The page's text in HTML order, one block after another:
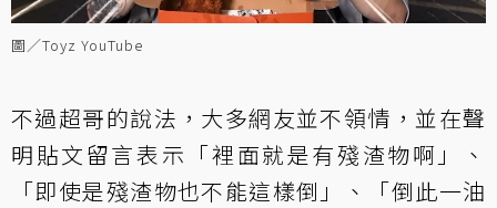
圖／Toyz YouTube
不過超哥的說法，大多網友並不領情，並在聲
明貼文留言表示「裡面就是有殘渣物啊」、
「即使是殘渣物也不能這樣倒」、「倒此一油